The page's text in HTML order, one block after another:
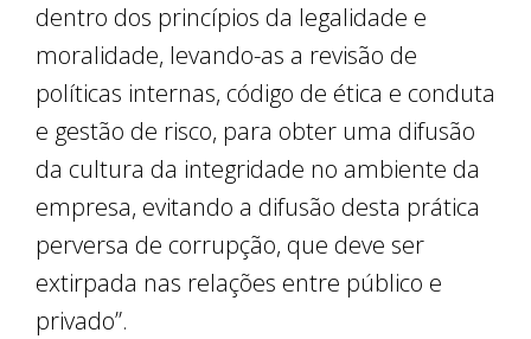
dentro dos princípios da legalidade e
moralidade, levando-as a revisão de
políticas internas, código de ética e conduta
e gestão de risco, para obter uma difusão
da cultura da integridade no ambiente da
empresa, evitando a difusão desta prática
perversa de corrupção, que deve ser
extirpada nas relações entre público e
privado”.